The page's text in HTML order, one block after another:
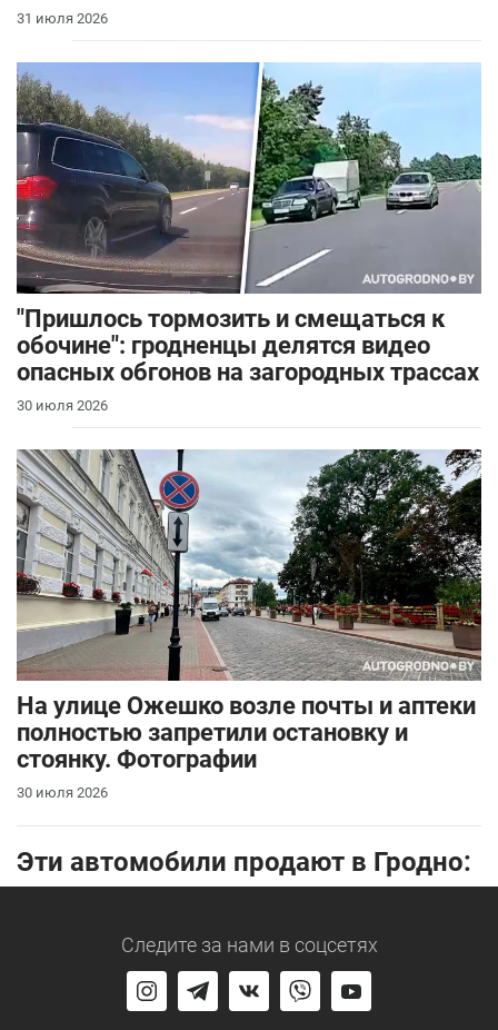
31 июля 2026
"Пришлось тормозить и смещаться к
обочине": гродненцы делятся видео
опасных обгонов на загородных трассах
30 июля 2026
На улице Ожешко возле почты и аптеки
полностью запретили остановку и
стоянку. Фотографии
30 июля 2026
Эти автомобили продают в Гродно:
Следите за нами в соцсетях